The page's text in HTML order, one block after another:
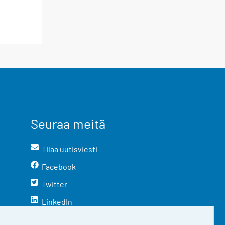
Seuraa meitä
Tilaa uutisviesti
Facebook
Twitter
LinkedIn